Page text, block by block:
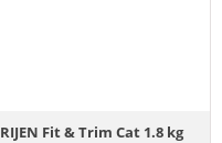
Fit & Trim Cat 1.8 kg